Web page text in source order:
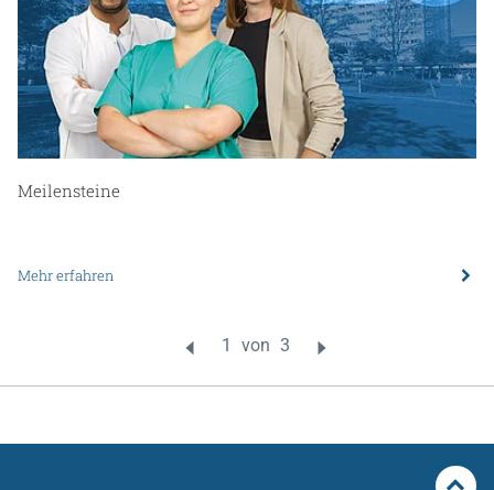
Meilensteine
Mehr erfahren